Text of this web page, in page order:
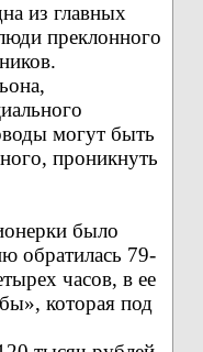
из главных
преклонного
могут быть
проникнуть
было
обратилась 79-
часов, в ее
которая под